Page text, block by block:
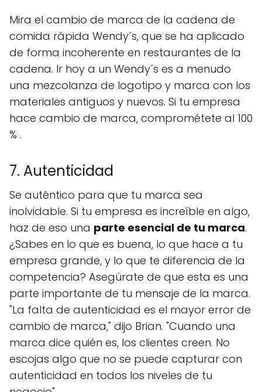
Mira el cambio de marca de la cadena de
comida rápida Wendy´s, que se ha aplicado
de forma incoherente en restaurantes de la
cadena. Ir hoy a un Wendy´s es a menudo
una mezcolanza de logotipo y marca con los
materiales antiguos y nuevos. Si tu empresa
hace cambio de marca, comprométete al 100
% .
7. Autenticidad
Se auténtico para que tu marca sea
inolvidable. Si tu empresa es increíble en algo,
haz de eso una parte esencial de tu marca.
¿Sabes en lo que es buena, lo que hace a tu
empresa grande, y lo que te diferencia de la
competencia? Asegúrate de que esta es una
parte importante de tu mensaje de la marca.
"La falta de autenticidad es el mayor error de
cambio de marca," dijo Brian. "Cuando una
marca dice quién es, los clientes creen. No
escojas algo que no se puede capturar con
autenticidad en todos los niveles de tu